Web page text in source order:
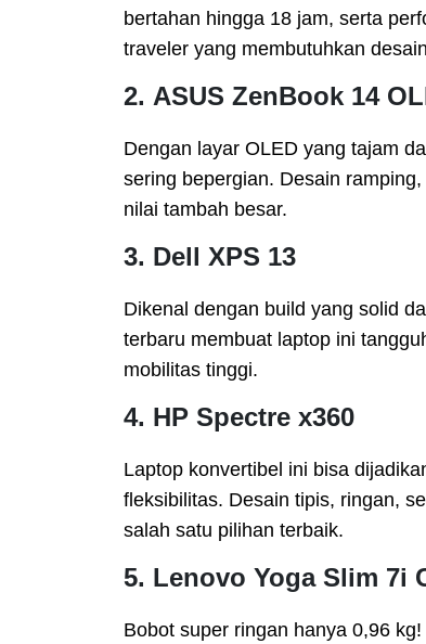
bertahan hingga 18 jam, serta
traveler yang membutuhkan
2. ASUS ZenBook 14
Dengan layar OLED yang tajam
sering bepergian. Desain
nilai tambah besar.
3. Dell XPS 13
Dikenal dengan build yang solid
terbaru membuat laptop ini
mobilitas tinggi.
4. HP Spectre x360
Laptop konvertibel ini bisa
fleksibilitas. Desain tipis, ringan,
salah satu pilihan terbaik.
5. Lenovo Yoga Slim 7i
Bobot super ringan hanya 0,96